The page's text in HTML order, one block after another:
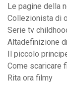
Le pagine della
Collezionista di
Serie tv
Altadefinizione
Il piccolo
Come scaricare
Rita ora filmy